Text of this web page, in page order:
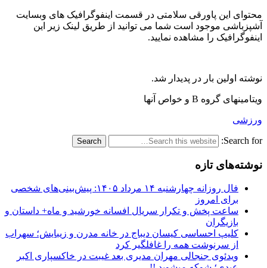
محتوای این پاورقی سلامتی در قسمت اینفوگرافیک های وبسایت
آشپزباشی موجود است شما می توانید از طریق لینک زیر این
اینفوگرافیک را مشاهده نمایید.
نوشته اولین بار در پدیدار شد.
ویتامینهای گروه B و خواص آنها
ورزشی
Search for:
نوشته‌های تازه
فال روزانه چهارشنبه ۱۴ مرداد ۱۴۰۵: پیش‌بینی‌های شخصی
برای امروز
ساعت پخش و تکرار سریال افسانه خورشید و ماه+ داستان و
بازیگران
کلیپ احساسی کیسان دیباج در خانه مدرن و زیبایش؛ سهراب
از سرنوشت همه را غافلگیر کرد
ویدئوی جنجالی مهران مدیری بعد غیبت در خاکسپاری اکبر